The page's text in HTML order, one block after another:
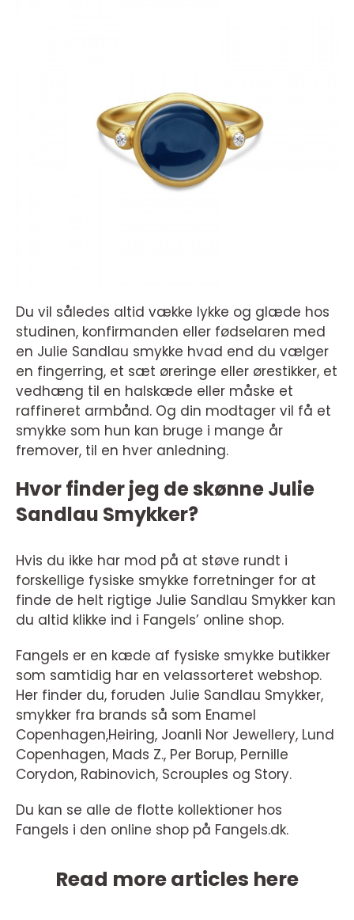
Du vil således altid vække lykke og glæde hos
studinen, konfirmanden eller fødselaren med
en Julie Sandlau smykke hvad end du vælger
en fingerring, et sæt øreringe eller ørestikker, et
vedhæng til en halskæde eller måske et
raffineret armbånd. Og din modtager vil få et
smykke som hun kan bruge i mange år
fremover, til en hver anledning.
Hvor finder jeg de skønne Julie
Sandlau Smykker?
Hvis du ikke har mod på at støve rundt i
forskellige fysiske smykke forretninger for at
finde de helt rigtige Julie Sandlau Smykker kan
du altid klikke ind i Fangels’ online shop.
Fangels er en kæde af fysiske smykke butikker
som samtidig har en velassorteret webshop.
Her finder du, foruden Julie Sandlau Smykker,
smykker fra brands så som Enamel
Copenhagen,Heiring, Joanli Nor Jewellery, Lund
Copenhagen, Mads Z., Per Borup, Pernille
Corydon, Rabinovich, Scrouples og Story.
Du kan se alle de flotte kollektioner hos
Fangels i den online shop på Fangels.dk.
Read more articles here